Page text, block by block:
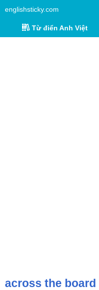
englishsticky.com
Từ điển Anh Việt
across the board